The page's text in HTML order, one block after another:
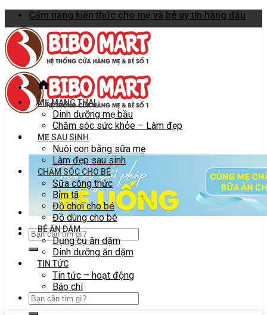
Skip
to
content
Cẩm nang kiến thức cho mẹ và bé uy tín hàng đầu
MẸ MANG THAI
Dinh dưỡng mẹ bầu
Chăm sóc sức khỏe – Làm đẹp
MẸ SAU SINH
Nuôi con bằng sữa mẹ
Làm đẹp sau sinh
CHĂM SÓC CHO BÉ
Sữa công thức
Bỉm tã
Đồ chơi cho bé
Đồ dùng cho bé
BÉ ĂN DẶM
Dụng cụ ăn dặm
Dinh dưỡng ăn dặm
TIN TỨC
Tin tức – hoạt động
Báo chí